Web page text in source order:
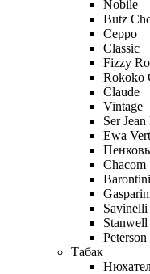
Nobile
Butz
Ceppo
Classic
Fizzy
Rokoko
Claude
Vintage
Ser
Ewa
Chacom
Savinelli
Stanwell
Peterson
Табак